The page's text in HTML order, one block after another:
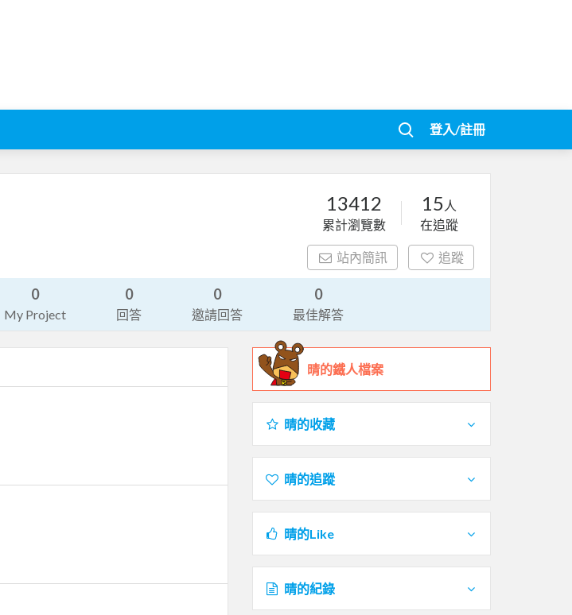
登入/註冊
13412
累計瀏覽數
15 人
在追蹤
站內簡訊 追蹤
0
My Project
0
回答
0
邀請回答
0
最佳解答
晴的鐵人檔案
晴的收藏
晴的追蹤
晴的Like
晴的紀錄